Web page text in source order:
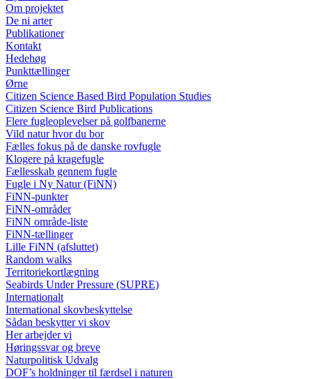
Om projektet
De ni arter
Publikationer
Kontakt
Hedehøg
Punkttællinger
Ørne
Citizen Science Based Bird Population Studies
Citizen Science Bird Publications
Flere fugleoplevelser på golfbanerne
Vild natur hvor du bor
Fælles fokus på de danske rovfugle
Klogere på kragefugle
Fællesskab gennem fugle
Fugle i Ny Natur (FiNN)
FiNN-punkter
FiNN-områder
FiNN område-liste
FiNN-tællinger
Lille FiNN (afsluttet)
Random walks
Territoriekortlægning
Seabirds Under Pressure (SUPRE)
Internationalt
International skovbeskyttelse
Sådan beskytter vi skov
Her arbejder vi
Høringssvar og breve
Naturpolitisk Udvalg
DOF’s holdninger til færdsel i naturen